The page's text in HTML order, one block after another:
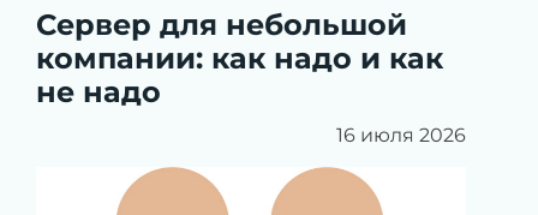
Сервер для небольшой
компании: как надо и как
не надо
16 июля 2026